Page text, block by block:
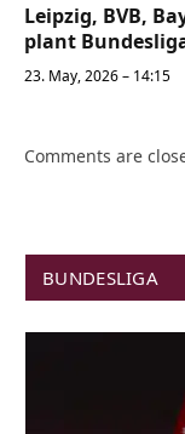
Leipzig, BVB,
plant
23. May, 2026 – 14:15
Comments are
BUNDESLIGA